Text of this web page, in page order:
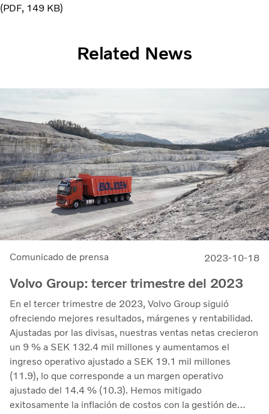
PDF 149 KB
Related News
Comunicado de prensa 2023-10-18
Volvo Group: tercer trimestre del 2023
En el tercer trimestre de 2023, Volvo Group siguió
ofreciendo mejores resultados, márgenes y rentabilidad.
Ajustadas por las divisas, nuestras ventas netas crecieron
un 9 % a SEK 132.4 mil millones y aumentamos el
ingreso operativo ajustado a SEK 19.1 mil millones
(11.9), lo que corresponde a un margen operativo
ajustado del 14.4 % (10.3). Hemos mitigado
exitosamente la inflación de costos con la gestión de